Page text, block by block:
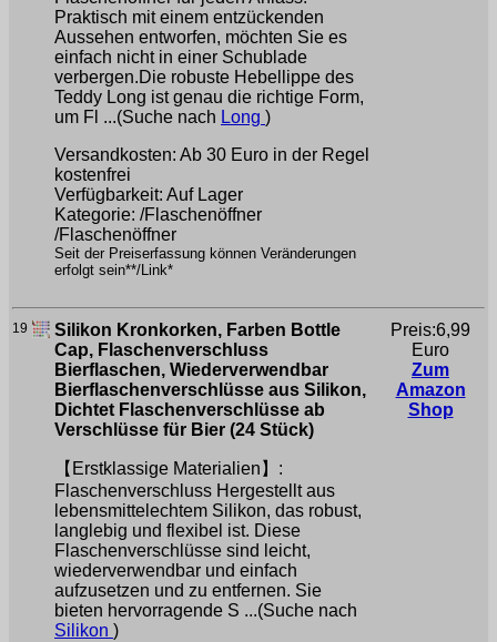
Praktisch mit einem entzückenden
Aussehen entworfen, möchten Sie es
einfach nicht in einer Schublade
verbergen.Die robuste Hebellippe des
Teddy Long ist genau die richtige Form,
um Fl ...(Suche nach Long )
Versandkosten: Ab 30 Euro in der Regel
kostenfrei
Verfügbarkeit: Auf Lager
Kategorie: /Flaschenöffner
/Flaschenöffner
Seit der Preiserfassung können Veränderungen
erfolgt sein**/Link*
19
Silikon Kronkorken, Farben Bottle
Cap, Flaschenverschluss
Bierflaschen, Wiederverwendbar
Bierflaschenverschlüsse aus Silikon,
Dichtet Flaschenverschlüsse ab
Verschlüsse für Bier (24 Stück)
【Erstklassige Materialien】:
Flaschenverschluss Hergestellt aus
lebensmittelechtem Silikon, das robust,
langlebig und flexibel ist. Diese
Flaschenverschlüsse sind leicht,
wiederverwendbar und einfach
aufzusetzen und zu entfernen. Sie
bieten hervorragende S ...(Suche nach
Silikon )
Preis:6,99
Euro
Zum
Amazon
Shop